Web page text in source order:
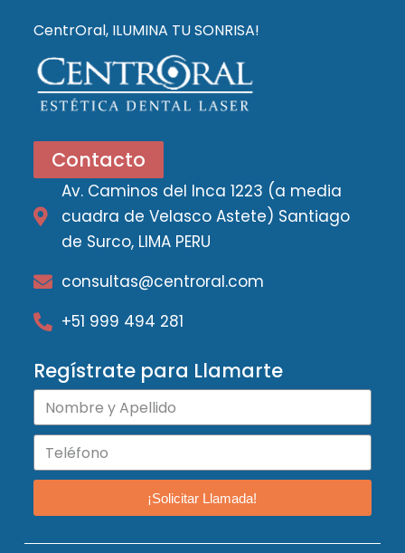
CentrOral, ILUMINA TU SONRISA!
Contacto
Av. Caminos del Inca 1223 (a media
cuadra de Velasco Astete) Santiago
de Surco, LIMA PERU
consultas@centroral.com
+51 999 494 281
Regístrate para Llamarte
¡Solicitar Llamada!